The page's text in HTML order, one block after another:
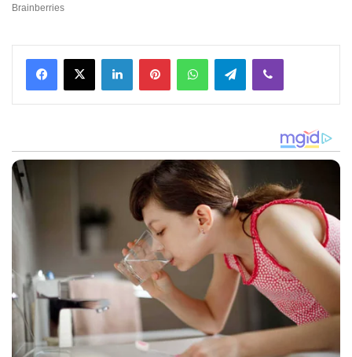
Facebook
X LinkedInPinterestWhatsAppTelegramViber